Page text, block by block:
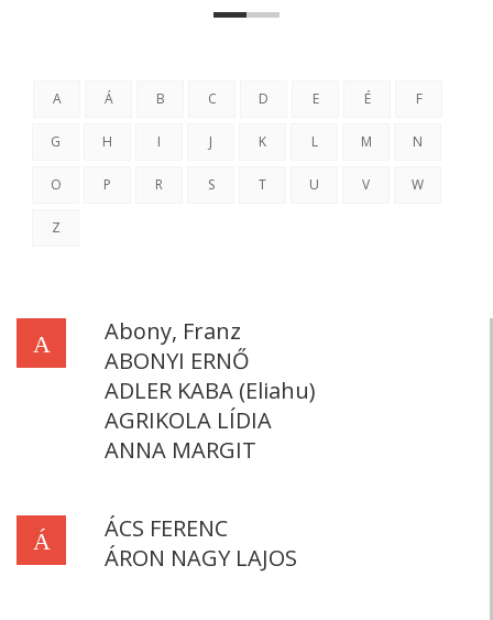
A Á B C D E É F
G H I J K L M N
O P R S T U V W
Z
A
Abony, Franz
ABONYI ERNŐ
ADLER KABA (Eliahu)
AGRIKOLA LÍDIA
ANNA MARGIT
Á
ÁCS FERENC
ÁRON NAGY LAJOS